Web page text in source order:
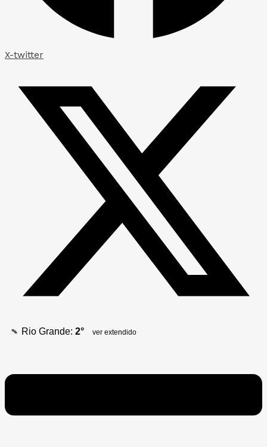
X-twitter
Rio Grande: 2° ver extendido